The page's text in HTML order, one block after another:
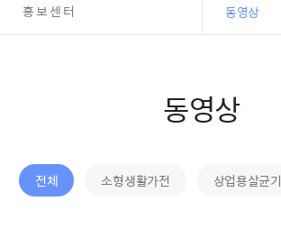
홍보센터 동영상
동영상
전체 소형생활가전 상업용살균기